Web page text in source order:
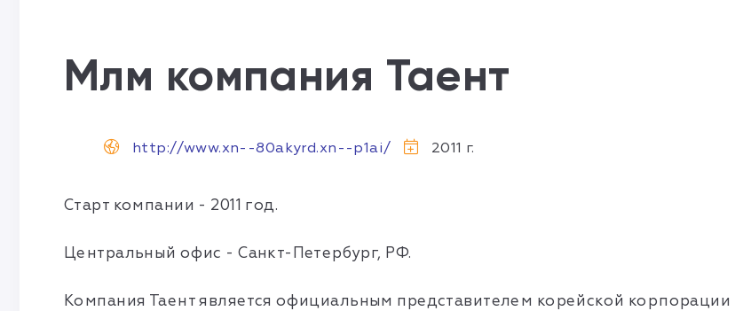
Млм компания Таент
http://www.xn--80akyrd.xn--p1ai/ 2011 г.
Старт компании - 2011 год.
Центральный офис - Санкт-Петербург, РФ.
Компания Таент является официальным представителем корейской корпорации